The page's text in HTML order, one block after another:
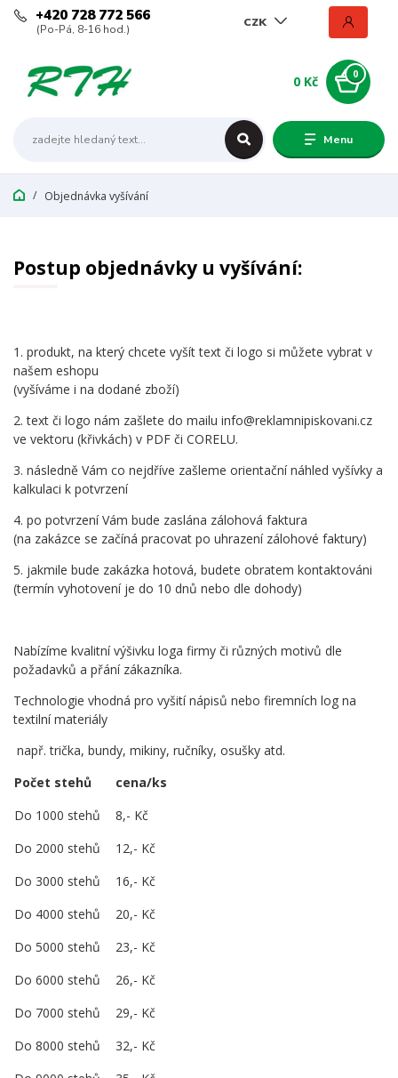
Menu
CZK
+420 728 772 566
(Po-Pá, 8-16 hod.)
0
0 Kč
Objednávka vyšívání
Postup objednávky u vyšívání:
1. produkt, na který chcete vyšít text či logo si můžete vybrat v
našem eshopu
(vyšíváme i na dodané zboží)
2. text či logo nám zašlete do mailu info@reklamnipiskovani.cz
ve vektoru (křivkách) v PDF či CORELU.
3. následně Vám co nejdříve zašleme orientační náhled vyšívky a
kalkulaci k potvrzení
4. po potvrzení Vám bude zaslána zálohová faktura
(na zakázce se začíná pracovat po uhrazení zálohové faktury)
5. jakmile bude zakázka hotová, budete obratem kontaktováni
(termín vyhotovení je do 10 dnů nebo dle dohody)
Nabízíme kvalitní výšivku loga firmy či různých motivů dle
požadavků a přání zákazníka.
Technologie vhodná pro vyšití nápisů nebo firemních log na
textilní materiály
např. trička, bundy, mikiny, ručníky, osušky atd.
Počet stehů
cena/ks
Do 1000 stehů
8,- Kč
Do 2000 stehů
12,- Kč
Do 3000 stehů
16,- Kč
Do 4000 stehů
20,- Kč
Do 5000 stehů
23,- Kč
Do 6000 stehů
26,- Kč
Do 7000 stehů
29,- Kč
Do 8000 stehů
32,- Kč